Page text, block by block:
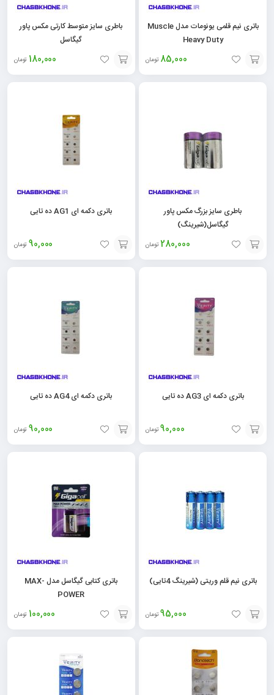
باتری نیم قلمی یونومات مدل Muscle
Heavy Duty
85,000 تومان
افزودن
باطری سایز متوسط کارتی مکس پاور
گیگاسل
180,000 تومان
افزودن
باطری سایز بزرگ مکس پاور
گیگاسل(شیرینگ)
280,000 تومان
افزودن
باتری دکمه ای AG1 ده تایی
90,000 تومان
افزودن
باتری دکمه ای AG3 ده تایی
90,000 تومان
افزودن
باتری دکمه ای AG4 ده تایی
90,000 تومان
افزودن
باتری نیم قلم وریتی (شیرینگ 4تایی)
95,000 تومان
افزودن
باتری کتابی گیگاسل مدل MAX-
POWER
100,000 تومان
افزودن